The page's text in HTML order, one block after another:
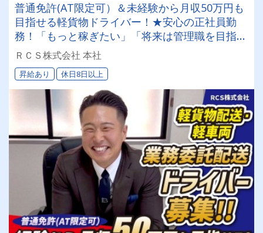
普通免許(AT限定可）＆未経験から月収50万円も
目指せる軽貨物ドライバー！★安心の正社員勤
務！「もっと稼ぎたい」「将来は管理職を目指し
たい」そんなあなたの挑戦をRCS株式会社は全力
でバックアップします◎女性ドライバーも活躍中
です✨
ＲＣＳ株式会社 本社
昇給あり 休日8日以上